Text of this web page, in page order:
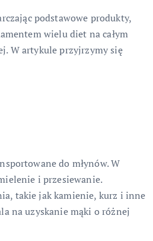
podstawowe produkty,
wielu diet na całym
W artykule przyjrzymy się
do młynów. W
i przesiewanie.
takie jak kamienie, kurz i inne
na uzyskanie mąki o różnej